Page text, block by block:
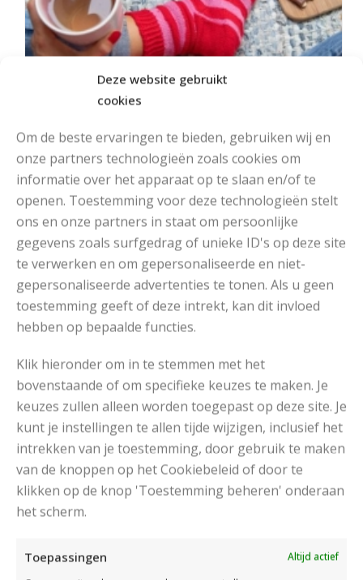
Deze website gebruikt
cookies
Om de beste ervaringen te bieden, gebruiken wij en
onze partners technologieën zoals cookies om
informatie over het apparaat op te slaan en/of te
openen. Toestemming voor deze technologieën stelt
ons en onze partners in staat om persoonlijke
gegevens zoals surfgedrag of unieke ID's op deze site
te verwerken en om gepersonaliseerde en niet-
gepersonaliseerde advertenties te tonen. Als u geen
toestemming geeft of deze intrekt, kan dit invloed
hebben op bepaalde functies.
Klik hieronder om in te stemmen met het
bovenstaande of om specifieke keuzes te maken. Je
keuzes zullen alleen worden toegepast op deze site. Je
kunt je instellingen te allen tijde wijzigen, inclusief het
intrekken van je toestemming, door gebruik te maken
van de knoppen op het Cookiebeleid of door te
klikken op de knop 'Toestemming beheren' onderaan
het scherm.
Toepassingen
Altijd actief
MOOIE DIKGESTREEPTE SOKKEN BREIEN VAN DURABLE GAREN
DAMESJAS BREIEN VAN HEERLIJK ZACHT GAREN